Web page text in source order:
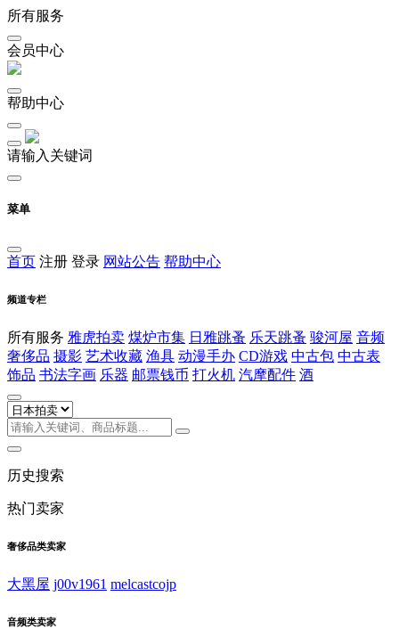
所有服务
会员中心
帮助中心
请输入关键词
菜单
首页 注册 登录 网站公告 帮助中心
频道专栏
所有服务 雅虎拍卖 煤炉市集 日雅跳蚤 乐天跳蚤 骏河屋 音频
奢侈品 摄影 艺术收藏 渔具 动漫手办 CD游戏 中古包 中古表
饰品 书法字画 乐器 邮票钱币 打火机 汽摩配件 酒
历史搜索
热门卖家
奢侈品类卖家
大黑屋 j00v1961 melcastcojp
音频类卖家